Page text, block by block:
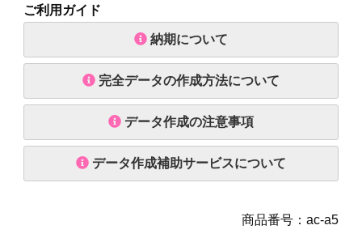
ご利用ガイド
納期について
完全データの作成方法について
データ作成の注意事項
データ作成補助サービスについて
商品番号：ac-a5